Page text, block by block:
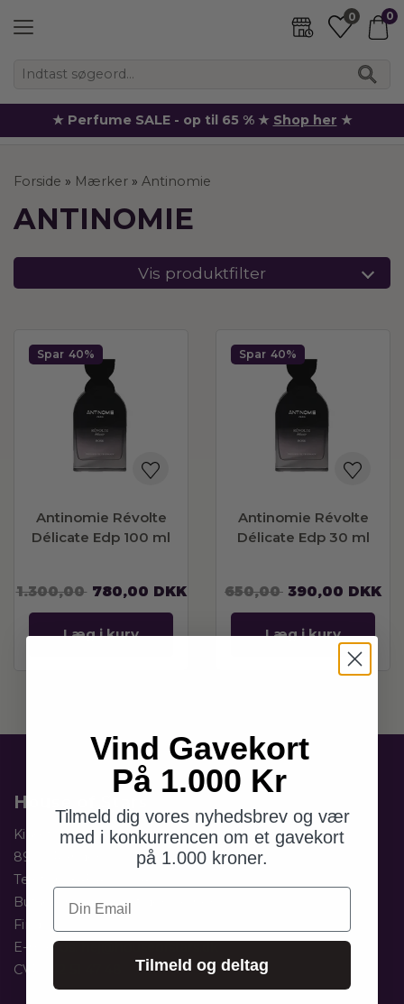
0 0
★ Perfume SALE - op til 65 % ★ Shop her ★
Forside » Mærker » Antinomie
ANTINOMIE
Vis produktfilter
Spar 40%
Antinomie Révolte
Délicate Edp 100 ml
1.300,00 780,00 DKK
Læg i kurv
Spar 40%
Antinomie Révolte
Délicate Edp 30 ml
650,00 390,00 DKK
Læg i kurv
House of Stars
Kirketorvet 6
8900 Randers C
Telefon:
Butikkens åbningstider:
Find os
E-mail os:
CVR.: 42 51 47 48
Vind Gavekort
På 1.000 Kr
Tilmeld dig vores nyhedsbrev og vær
med i konkurrencen om et gavekort
på 1.000 kroner.
Din Email
Tilmeld og deltag